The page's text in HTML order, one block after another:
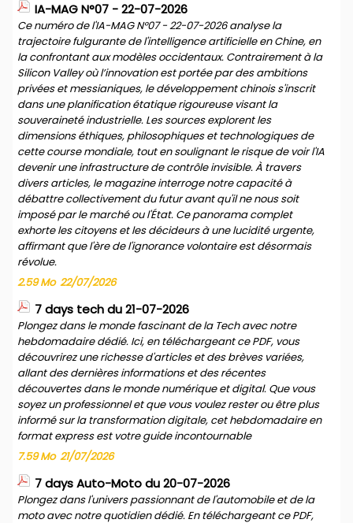
IA-MAG N°07 - 22-07-2026
Ce numéro de l'IA-MAG N°07 - 22-07-2026 analyse la
trajectoire fulgurante de l'intelligence artificielle en Chine, en
la confrontant aux modèles occidentaux. Contrairement à la
Silicon Valley où l’innovation est portée par des ambitions
privées et messianiques, le développement chinois s'inscrit
dans une planification étatique rigoureuse visant la
souveraineté industrielle. Les sources explorent les
dimensions éthiques, philosophiques et technologiques de
cette course mondiale, tout en soulignant le risque de voir l'IA
devenir une infrastructure de contrôle invisible. À travers
divers articles, le magazine interroge notre capacité à
débattre collectivement du futur avant qu'il ne nous soit
imposé par le marché ou l'État. Ce panorama complet
exhorte les citoyens et les décideurs à une lucidité urgente,
affirmant que l'ère de l'ignorance volontaire est désormais
révolue.
2.59 Mo 22/07/2026
7 days tech du 21-07-2026
Plongez dans le monde fascinant de la Tech avec notre
hebdomadaire dédié. Ici, en téléchargeant ce PDF, vous
découvrirez une richesse d'articles et des brèves variées,
allant des dernières informations et des récentes
découvertes dans le monde numérique et digital. Que vous
soyez un professionnel et que vous voulez rester ou être plus
informé sur la transformation digitale, cet hebdomadaire en
format express est votre guide incontournable
7.59 Mo 21/07/2026
7 days Auto-Moto du 20-07-2026
Plongez dans l'univers passionnant de l'automobile et de la
moto avec notre quotidien dédié. En téléchargeant ce PDF,